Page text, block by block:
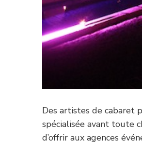
Des artistes de cabaret
spécialisée avant toute
d’offrir aux agences